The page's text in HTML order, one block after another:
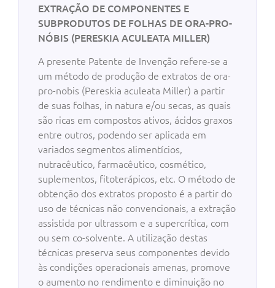
EXTRAÇÃO DE COMPONENTES E
SUBPRODUTOS DE FOLHAS DE ORA-PRO-
NÓBIS (PERESKIA ACULEATA MILLER)
A presente Patente de Invenção refere-se a
um método de produção de extratos de ora-
pro-nobis (Pereskia aculeata Miller) a partir
de suas folhas, in natura e/ou secas, as quais
são ricas em compostos ativos, ácidos graxos
entre outros, podendo ser aplicada em
variados segmentos alimentícios,
nutracêutico, farmacêutico, cosmético,
suplementos, fitoterápicos, etc. O método de
obtenção dos extratos proposto é a partir do
uso de técnicas não convencionais, a extração
assistida por ultrassom e a supercrítica, com
ou sem co-solvente. A utilização destas
técnicas preserva seus componentes devido
às condições operacionais amenas, promove
o aumento no rendimento e diminuição no